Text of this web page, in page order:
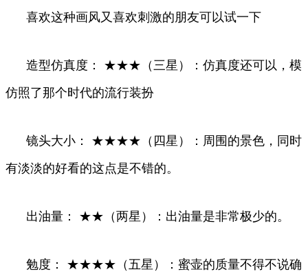
喜欢这种画风又喜欢刺激的朋友可以试一下
造型仿真度： ★★★（三星）：仿真度还可以，模
仿照了那个时代的流行装扮
镜头大小： ★★★★（四星）：周围的景色，同时
有淡淡的好看的这点是不错的。
出油量： ★★（两星）：出油量是非常极少的。
勉度： ★★★★（五星）：蜜壶的质量不得不说确